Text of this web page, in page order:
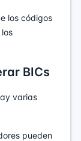
los códigos
BICs
varias
pueden